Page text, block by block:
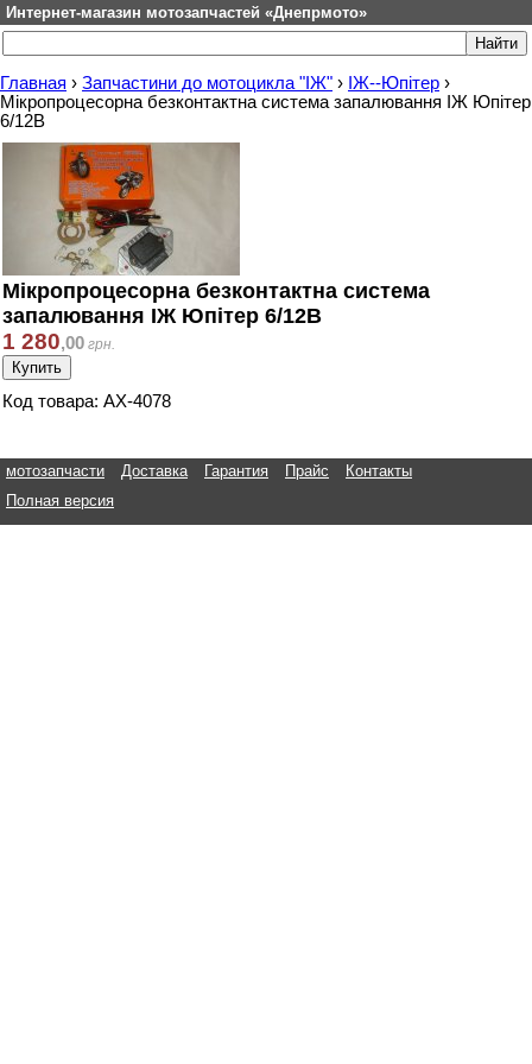
Интернет-магазин мотозапчастей «Днепрмото»
Главная › Запчастини до мотоцикла "ІЖ" › ІЖ--Юпітер ›
Мікропроцесорна безконтактна система запалювання ІЖ Юпітер
6/12В
Мікропроцесорна безконтактна система
запалювання ІЖ Юпітер 6/12В
1 280,00 грн.
Код товара: АХ-4078
мотозапчасти Доставка Гарантия Прайс
Контакты
Полная версия